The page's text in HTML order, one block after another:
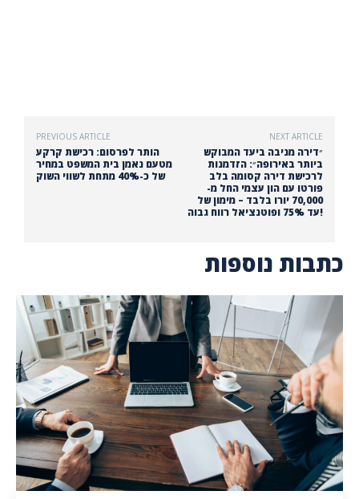
PREVIOUS ARTICLE
הותר לפרסום: רכישת קרקע
מטעם נאמן בית המשפט במחיר
של כ-40% מתחת לשווי השוק
NEXT ARTICLE
״דירה מניבה ביעד המבוקש
ביותר באירופה״: הזדמנות
לרכישת דירה קסומה בלב
פורטו עם הון עצמי החל מ-
70,000 יורו בלבד – מימון של
עד 75% ופוטנציאל רווח גבוה!
כתבות נוספות